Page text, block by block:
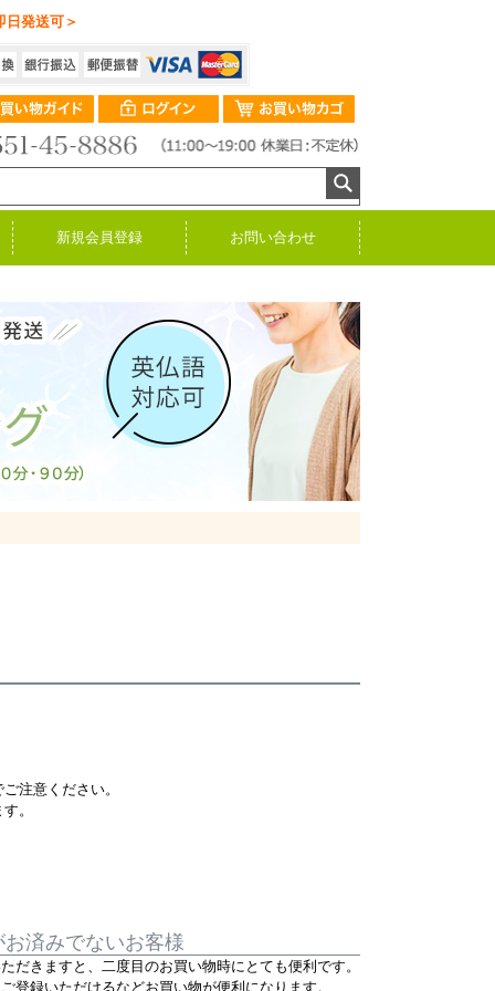
発送可＞
新規会員登録 お問い合わせ
注意ください。
。
済みでないお客様
だきますと、二度目のお買い物時にとても便利です。
登録いただけるなどお買い物が便利になります。